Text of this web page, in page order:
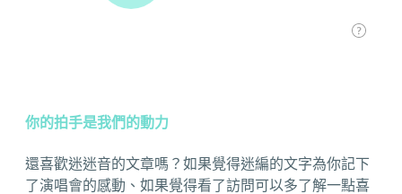
你的拍手是我們的動力
還喜歡迷迷音的文章嗎？如果覺得迷編的文字為你記下
了演唱會的感動、如果覺得看了訪問可以多了解一點喜